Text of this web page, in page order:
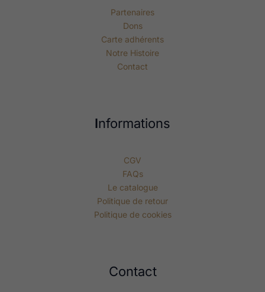
Partenaires
Dons
Carte adhérents
Notre Histoire
Contact
Informations
CGV
FAQs
Le catalogue
Politique de retour
Politique de cookies
Contact